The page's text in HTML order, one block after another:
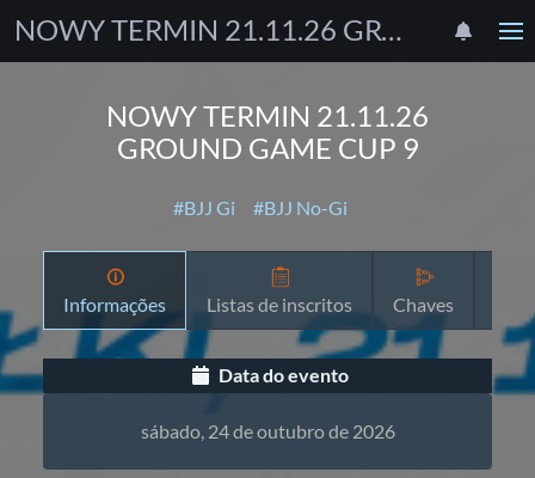
NOWY TERMIN 21.11.26 GROUND GAME CUP 9
NOWY TERMIN 21.11.26
GROUND GAME CUP 9
#BJJ Gi #BJJ No-Gi
Informações Listas de inscritos Chaves
Data do evento
sábado, 24 de outubro de 2026